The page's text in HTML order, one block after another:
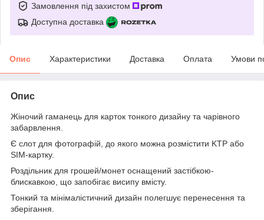
Замовлення під захистом
Доступна доставка
Опис Характеристики Доставка Оплата Умови
Опис
Жіночий гаманець для карток тонкого дизайну та чарівного
забарвлення.
Є слот для фотографій, до якого можна розмістити KTP або
SIM-картку.
Роздільник для грошей/монет оснащений застібкою-
блискавкою, що запобігає висипу вмісту.
Тонкий та мінімалістичний дизайн полегшує перенесення та
зберігання.